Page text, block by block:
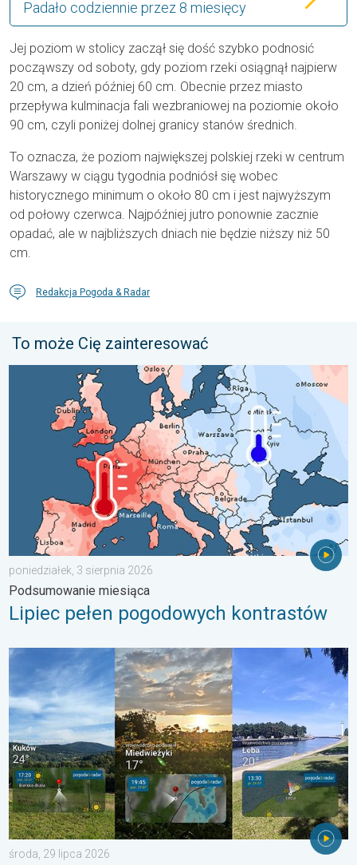
Padało codziennie przez 8 miesięcy
Jej poziom w stolicy zaczął się dość szybko podnosić
począwszy od soboty, gdy poziom rzeki osiągnął najpierw
20 cm, a dzień później 60 cm. Obecnie przez miasto
przepływa kulminacja fali wezbraniowej na poziomie około
90 cm, czyli poniżej dolnej granicy stanów średnich.
To oznacza, że poziom największej polskiej rzeki w centrum
Warszawy w ciągu tygodnia podniósł się wobec
historycznego minimum o około 80 cm i jest najwyższym
od połowy czerwca. Najpóźniej jutro ponownie zacznie
opadać, ale w najbliższych dniach nie będzie niższy niż 50
cm.
Redakcja Pogoda & Radar
To może Cię zainteresować
Lipiec pełen pogodowych kontrastów. Podsumowanie
poniedziałek, 3 sierpnia 2026
Podsumowanie miesiąca
Lipiec pełen pogodowych kontrastów
Półmetek wakacji. Jaka pogoda w sierpniu?. . . środa, 29
środa, 29 lipca 2026